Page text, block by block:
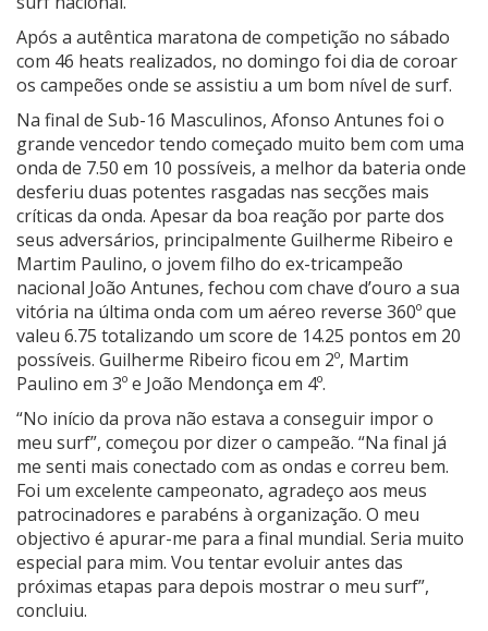
Após a autêntica maratona de competição no sábado
com 46 heats realizados, no domingo foi dia de coroar
os campeões onde se assistiu a um bom nível de surf.
Na final de Sub-16 Masculinos, Afonso Antunes foi o
grande vencedor tendo começado muito bem com uma
onda de 7.50 em 10 possíveis, a melhor da bateria onde
desferiu duas potentes rasgadas nas secções mais
críticas da onda. Apesar da boa reação por parte dos
seus adversários, principalmente Guilherme Ribeiro e
Martim Paulino, o jovem filho do ex-tricampeão
nacional João Antunes, fechou com chave d’ouro a sua
vitória na última onda com um aéreo reverse 360º que
valeu 6.75 totalizando um score de 14.25 pontos em 20
possíveis. Guilherme Ribeiro ficou em 2º, Martim
Paulino em 3º e João Mendonça em 4º.
“No início da prova não estava a conseguir impor o
meu surf”, começou por dizer o campeão. “Na final já
me senti mais conectado com as ondas e correu bem.
Foi um excelente campeonato, agradeço aos meus
patrocinadores e parabéns à organização. O meu
objectivo é apurar-me para a final mundial. Seria muito
especial para mim. Vou tentar evoluir antes das
próximas etapas para depois mostrar o meu surf”,
concluiu.